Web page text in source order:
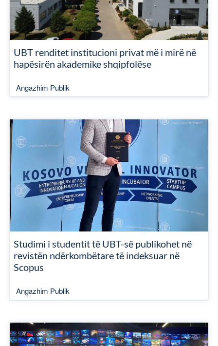
UBT renditet institucioni privat më i mirë në
hapësirën akademike shqipfolëse
Angazhim Publik
Studimi i studentit të UBT-së publikohet në
revistën ndërkombëtare të indeksuar në
Scopus
Angazhim Publik